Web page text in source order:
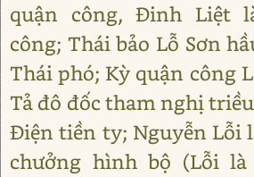
quận công, Đinh Liệt
công; Thái bảo Lỗ Sơn
Thái phó; Kỳ quận công
Tả đô đốc tham nghị
Điện tiền ty; Nguyễn Lỗi
chưởng hình bộ (Lỗi